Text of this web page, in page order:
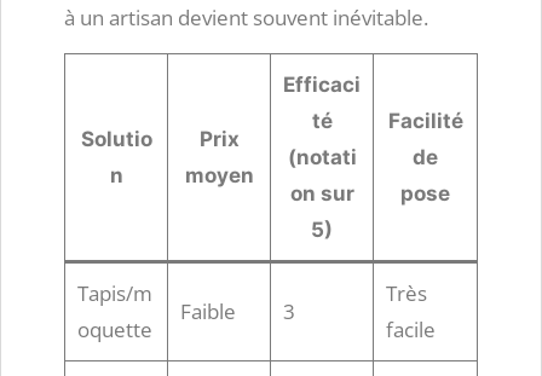
à un artisan devient souvent inévitable.
Solutio
n
Prix
moyen
Efficaci
té
(notati
on sur
5)
Facilité
de
pose
Tapis/m
oquette
Faible 3
Très
facile